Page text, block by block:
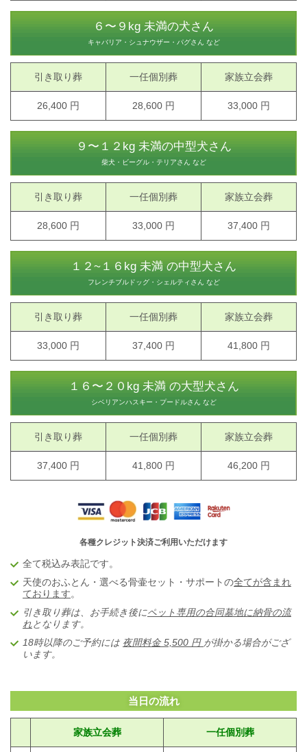
６〜９kg 未満の犬さん
キャバリア・シュナウザー・パグさん など
引き取り葬 一任個別葬 家族立会葬
26,400 円 28,600 円 33,000 円
９〜１２kg 未満の中型犬さん
柴犬・ビーグル・テリアさん など
引き取り葬 一任個別葬 家族立会葬
28,600 円 33,000 円 37,400 円
１２~１６kg 未満 の中型犬さん
フレンチブルドッグ・シェルティさん など
引き取り葬 一任個別葬 家族立会葬
33,000 円 37,400 円 41,800 円
１６〜２０kg 未満 の大型犬さん
シベリアンハスキー・プードルさん など
引き取り葬 一任個別葬 家族立会葬
37,400 円 41,800 円 46,200 円
各種クレジット決済ご利用いただけます
全て税込み表記です。
天使のおふとん・選べる骨壷セット・サポートの全てが含まれ
ております。
引き取り葬は、お手続き後にペット専用の合同墓地に納骨の流
れとなります。
18時以降のご予約には 夜間料金 5,500 円 が掛かる場合がござ
います。
当日の流れ
家族立会葬 一任個別葬